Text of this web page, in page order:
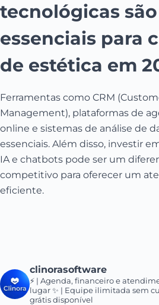
tecnológicas são
essenciais para
de estética em
Ferramentas como CRM
Management), plataformas de
online e sistemas de análise de
essenciais. Além disso, investir
IA e chatbots pode ser um
competitivo para oferecer um
eficiente.
clinorasoftware
⚡ | Agenda, financeiro e
lugar✨ | Equipe ilimitada sem
grátis disponível